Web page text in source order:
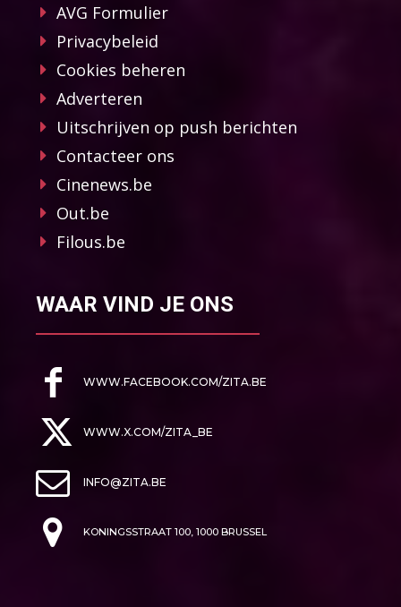
AVG Formulier
Privacybeleid
Cookies beheren
Adverteren
Uitschrijven op push berichten
Contacteer ons
Cinenews.be
Out.be
Filous.be
WAAR VIND JE ONS
WWW.FACEBOOK.COM/ZITA.BE
WWW.X.COM/ZITA_BE
INFO@ZITA.BE
KONINGSSTRAAT 100, 1000 BRUSSEL